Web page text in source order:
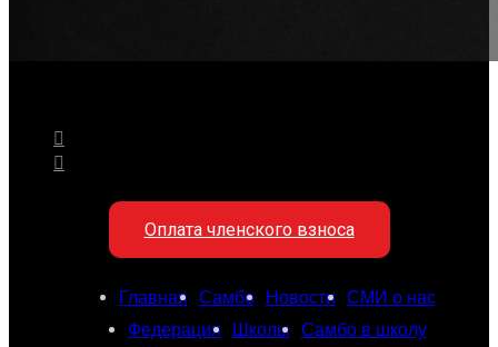
Оплата членского взноса
Главная Самбо Новости
СМИ о нас
Федерация
Школы
Самбо в школу